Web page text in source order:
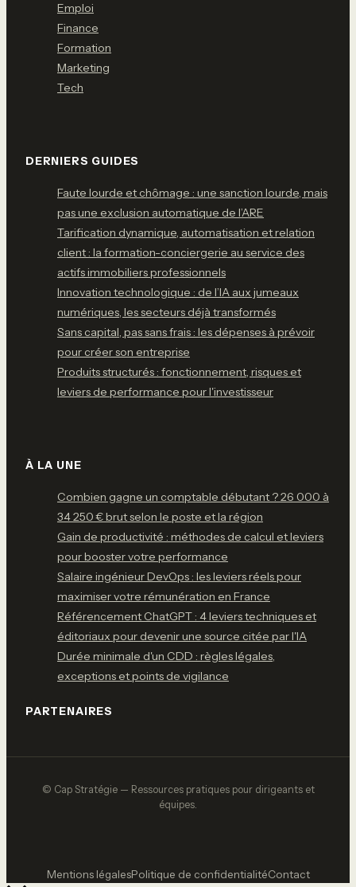
Emploi
Finance
Formation
Marketing
Tech
DERNIERS GUIDES
Faute lourde et chômage : une sanction lourde, mais
pas une exclusion automatique de l’ARE
Tarification dynamique, automatisation et relation
client : la formation-conciergerie au service des
actifs immobiliers professionnels
Innovation technologique : de l’IA aux jumeaux
numériques, les secteurs déjà transformés
Sans capital, pas sans frais : les dépenses à prévoir
pour créer son entreprise
Produits structurés : fonctionnement, risques et
leviers de performance pour l'investisseur
À LA UNE
Combien gagne un comptable débutant ? 26 000 à
34 250 € brut selon le poste et la région
Gain de productivité : méthodes de calcul et leviers
pour booster votre performance
Salaire ingénieur DevOps : les leviers réels pour
maximiser votre rémunération en France
Référencement ChatGPT : 4 leviers techniques et
éditoriaux pour devenir une source citée par l'IA
Durée minimale d'un CDD : règles légales,
exceptions et points de vigilance
PARTENAIRES
© Cap Stratégie — Ressources pratiques pour dirigeants et
équipes.
Mentions légalesPolitique de confidentialitéContact